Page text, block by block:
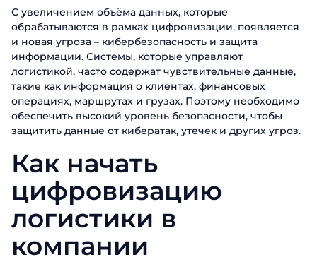
С увеличением объёма данных, которые
обрабатываются в рамках цифровизации, появляется
и новая угроза – кибербезопасность и защита
информации. Системы, которые управляют
логистикой, часто содержат чувствительные данные,
такие как информация о клиентах, финансовых
операциях, маршрутах и грузах. Поэтому необходимо
обеспечить высокий уровень безопасности, чтобы
защитить данные от кибератак, утечек и других угроз.
Как начать
цифровизацию
логистики в
компании